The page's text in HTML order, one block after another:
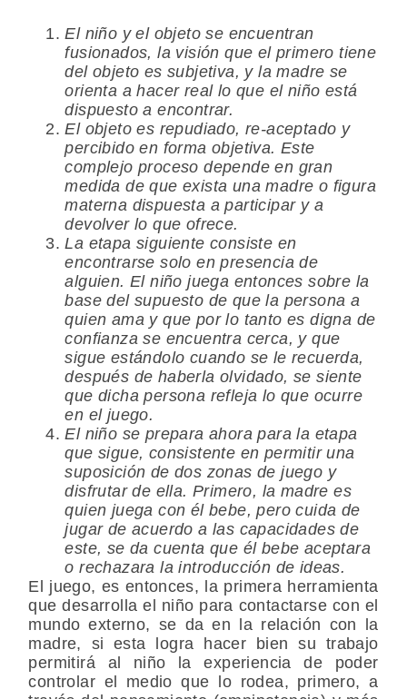
El niño y el objeto se encuentran
fusionados, la visión que el primero tiene
del objeto es subjetiva, y la madre se
orienta a hacer real lo que el niño está
dispuesto a encontrar.
El objeto es repudiado, re-aceptado y
percibido en forma objetiva. Este
complejo proceso depende en gran
medida de que exista una madre o figura
materna dispuesta a participar y a
devolver lo que ofrece.
La etapa siguiente consiste en
encontrarse solo en presencia de
alguien. El niño juega entonces sobre la
base del supuesto de que la persona a
quien ama y que por lo tanto es digna de
confianza se encuentra cerca, y que
sigue estándolo cuando se le recuerda,
después de haberla olvidado, se siente
que dicha persona refleja lo que ocurre
en el juego.
El niño se prepara ahora para la etapa
que sigue, consistente en permitir una
suposición de dos zonas de juego y
disfrutar de ella. Primero, la madre es
quien juega con él bebe, pero cuida de
jugar de acuerdo a las capacidades de
este, se da cuenta que él bebe aceptara
o rechazara la introducción de ideas.
El juego, es entonces, la primera herramienta
que desarrolla el niño para contactarse con el
mundo externo, se da en la relación con la
madre, si esta logra hacer bien su trabajo
permitirá al niño la experiencia de poder
controlar el medio que lo rodea, primero, a